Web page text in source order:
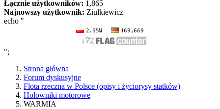
Łącznie użytkowników: 1,865
Najnowszy użytkownik: Ziulkiewicz
echo "
";
Strona główna
Forum dyskusyjne
Flota rzeczna w Polsce (opisy i życiorysy statków)
Holowniki motorowe
WARMIA